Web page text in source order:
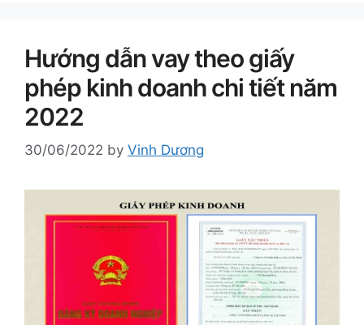
Hướng dẫn vay theo giấy
phép kinh doanh chi tiết năm
2022
30/06/2022 by Vinh Dương